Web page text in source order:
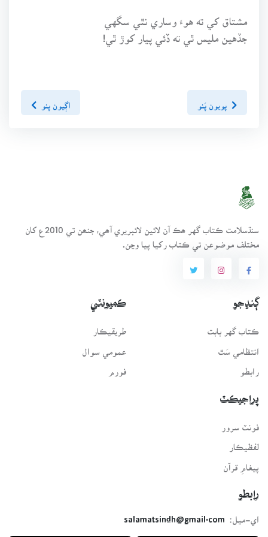
مشتاق کي ته هوءَ وساري نٿي سگهي
جڏهين مليس ٿي ته ڏئي پيار کوڙ ٿي!
پويون پَنو اڳيون پنو
سنڌسلامت ڪتاب گهر ھڪ آن لائين لائبريري آھي، جنھن تي 2010ع کان
مختلف موضوعن تي ڪتاب رکيا پيا وڃن.
ڳنڍجو
ڪتاب گهر بابت
انتظامي سَٿ
رابطو
ڪميونٽي
طريقيڪار
عمومي سوال
فورم
پراجيڪٽ
لفظيڪار
پيغامِ قرآن
رابطو
اي-ميل:
salamatsindh@gmail.com